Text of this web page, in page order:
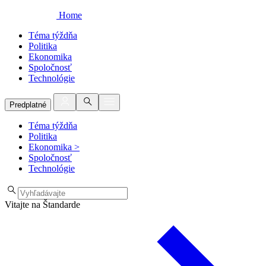
Home
Téma týždňa
Politika
Ekonomika
Spoločnosť
Technológie
Predplatné
Téma týždňa
Politika
Ekonomika >
Spoločnosť
Technológie
Vitajte na Štandarde